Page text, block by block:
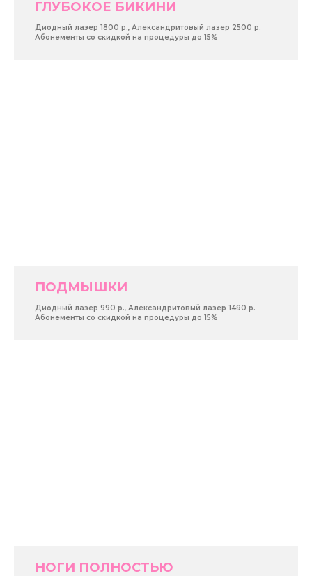
ГЛУБОКОЕ БИКИНИ
Диодный лазер 1800 р., Александритовый лазер 2500 р.
Абонементы со скидкой на процедуры до 15%
ПОДМЫШКИ
Диодный лазер 990 р., Александритовый лазер 1490 р.
Абонементы со скидкой на процедуры до 15%
НОГИ ПОЛНОСТЬЮ